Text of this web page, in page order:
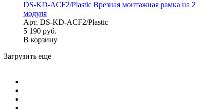
DS-KD-ACF2/Plastic Врезная монтажная рамка на 2
модуля
Арт. DS-KD-ACF2/Plastic
5 190 руб.
В корзину
Загрузить еще